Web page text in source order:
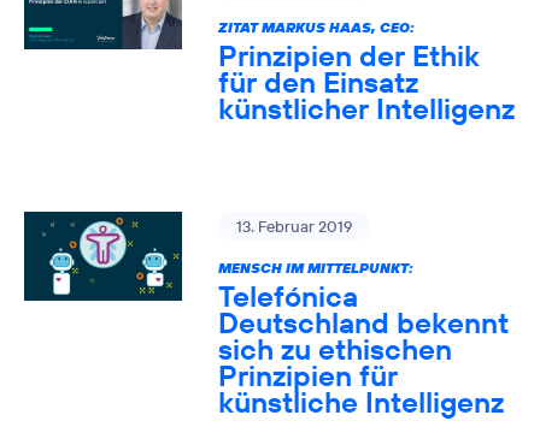
ZITAT MARKUS HAAS, CEO:
Prinzipien der Ethik
für den Einsatz
künstlicher Intelligenz
13. Februar 2019
MENSCH IM MITTELPUNKT:
Telefónica
Deutschland bekennt
sich zu ethischen
Prinzipien für
künstliche Intelligenz